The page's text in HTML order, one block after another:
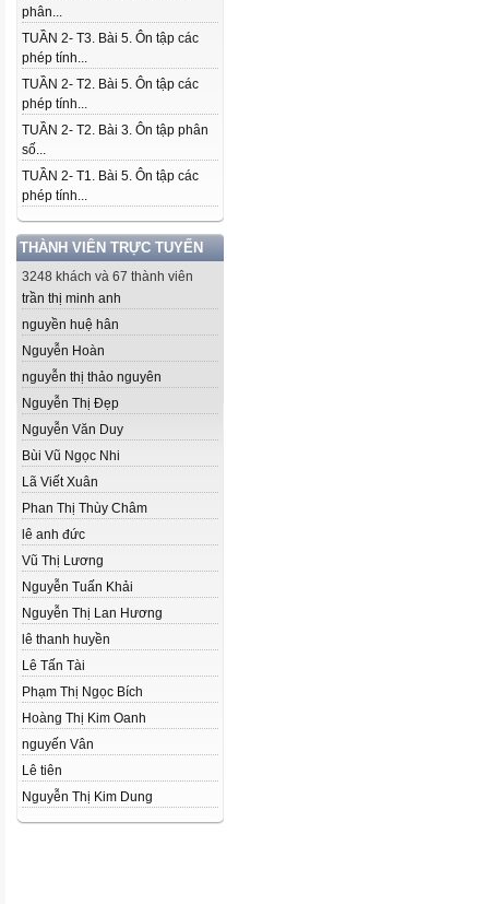
phân...
TUẦN 2- T3. Bài 5. Ôn tập các
phép tính...
TUẦN 2- T2. Bài 5. Ôn tập các
phép tính...
TUẦN 2- T2. Bài 3. Ôn tập phân
số...
TUẦN 2- T1. Bài 5. Ôn tập các
phép tính...
THÀNH VIÊN TRỰC TUYẾN
3248 khách và 67 thành viên
trần thị minh anh
nguyền huệ hân
Nguyễn Hoàn
nguyễn thị thảo nguyên
Nguyễn Thị Đẹp
Nguyễn Văn Duy
Bùi Vũ Ngọc Nhi
Lã Viết Xuân
Phan Thị Thùy Châm
lê anh đức
Vũ Thị Lương
Nguyễn Tuấn Khải
Nguyễn Thị Lan Hương
lê thanh huyền
Lê Tấn Tài
Phạm Thị Ngọc Bích
Hoàng Thị Kim Oanh
nguyến Vân
Lê tiên
Nguyễn Thị Kim Dung